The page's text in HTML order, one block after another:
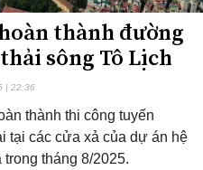
thành đường
sông Tô Lịch
| 22:36
thành thi công tuyến
tại các cửa xả của dự án hệ
tháng 8/2025.